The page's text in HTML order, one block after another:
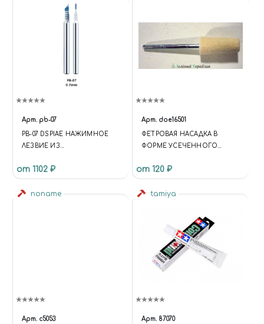
Арт. pb-07
PB-07 DSPIAE НАЖИМНОЕ
ЛЕЗВИЕ ИЗ
ММ
от 1102 ₽
Арт. doe16501
ФЕТРОВАЯ НАСАДКА В
ФОРМЕ УСЕЧЕННОГО
ММ ДЛИНОЙ 18ММ
от 120 ₽
noname
Арт. c5053
tamiya
Арт. 87070